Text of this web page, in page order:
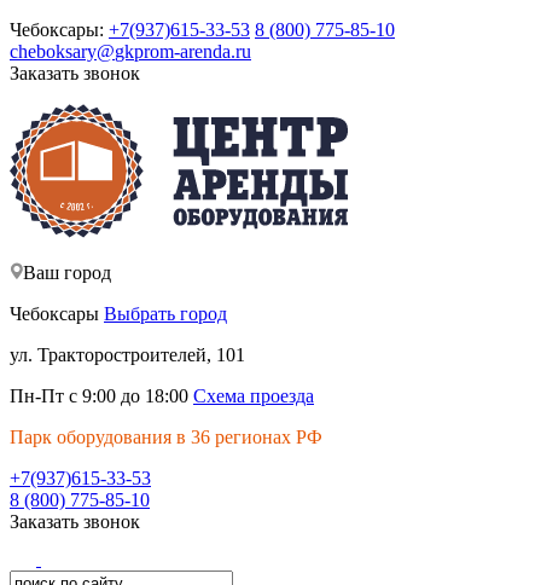
Чебоксары: +7(937)615-33-53 8 (800) 775-85-10
cheboksary@gkprom-arenda.ru
Заказать звонок
Ваш город
Чебоксары Выбрать город
ул. Тракторостроителей, 101
Пн-Пт с 9:00 до 18:00 Схема проезда
Парк оборудования в 36 регионах РФ
+7(937)615-33-53
8 (800) 775-85-10
Заказать звонок